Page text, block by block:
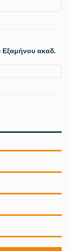
Εξαμήνου ακαδ.